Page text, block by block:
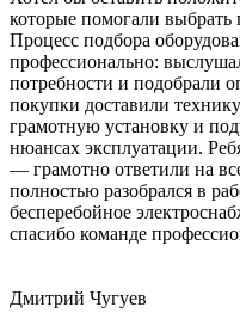
которые помогали выбрать
Процесс подбора
профессионально:
потребности и подобрали
покупки доставили
грамотную установку и
нюансах эксплуатации.
— грамотно ответили на
полностью разобрался в
бесперебойное
спасибо команде
Дмитрий Чугуев